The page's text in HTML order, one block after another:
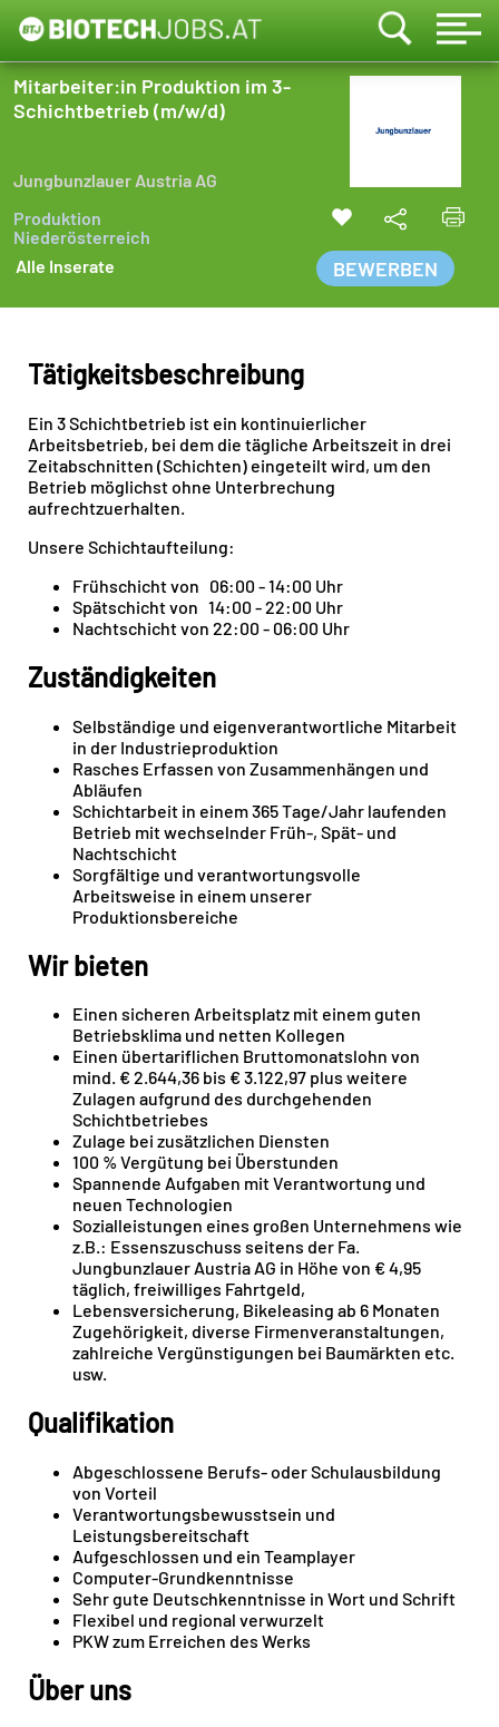
Mitarbeiter:in Produktion im 3-
Schichtbetrieb (m/w/d)
Jungbunzlauer Austria AG
Produktion
Niederösterreich
Alle Inserate
BEWERBEN
Tätigkeitsbeschreibung
Ein 3 Schichtbetrieb ist ein kontinuierlicher
Arbeitsbetrieb, bei dem die tägliche Arbeitszeit in drei
Zeitabschnitten (Schichten) eingeteilt wird, um den
Betrieb möglichst ohne Unterbrechung
aufrechtzuerhalten.
Unsere Schichtaufteilung:
Frühschicht von 06:00 - 14:00 Uhr
Spätschicht von 14:00 - 22:00 Uhr
Nachtschicht von 22:00 - 06:00 Uhr
Zuständigkeiten
Selbständige und eigenverantwortliche Mitarbeit
in der Industrieproduktion
Rasches Erfassen von Zusammenhängen und
Abläufen
Schichtarbeit in einem 365 Tage/Jahr laufenden
Betrieb mit wechselnder Früh-, Spät- und
Nachtschicht
Sorgfältige und verantwortungsvolle
Arbeitsweise in einem unserer
Produktionsbereiche
Wir bieten
Einen sicheren Arbeitsplatz mit einem guten
Betriebsklima und netten Kollegen
Einen übertariflichen Bruttomonatslohn von
mind. € 2.644,36 bis € 3.122,97 plus weitere
Zulagen aufgrund des durchgehenden
Schichtbetriebes
Zulage bei zusätzlichen Diensten
100 % Vergütung bei Überstunden
Spannende Aufgaben mit Verantwortung und
neuen Technologien
Sozialleistungen eines großen Unternehmens wie
z.B.: Essenszuschuss seitens der Fa.
Jungbunzlauer Austria AG in Höhe von € 4,95
täglich, freiwilliges Fahrtgeld,
Lebensversicherung, Bikeleasing ab 6 Monaten
Zugehörigkeit, diverse Firmenveranstaltungen,
zahlreiche Vergünstigungen bei Baumärkten etc.
usw.
Qualifikation
Abgeschlossene Berufs- oder Schulausbildung
von Vorteil
Verantwortungsbewusstsein und
Leistungsbereitschaft
Aufgeschlossen und ein Teamplayer
Computer-Grundkenntnisse
Sehr gute Deutschkenntnisse in Wort und Schrift
Flexibel und regional verwurzelt
PKW zum Erreichen des Werks
Über uns